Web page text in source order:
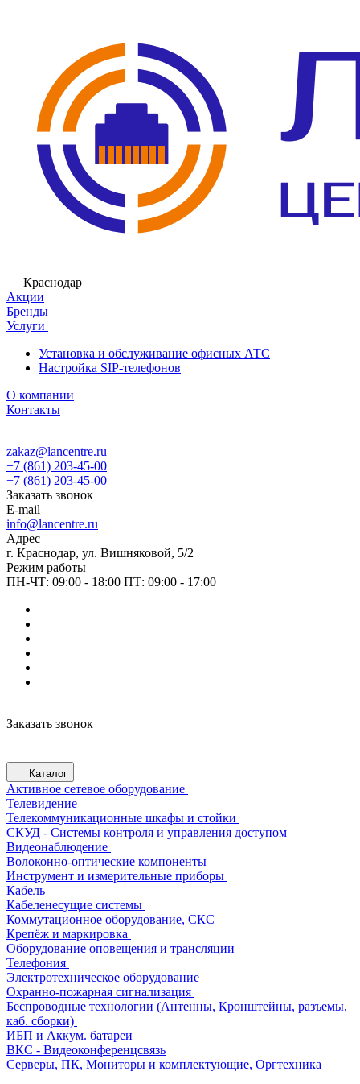
Краснодар
Акции
Бренды
Услуги
Установка и обслуживание офисных АТС
Настройка SIP-телефонов
О компании
Контакты
zakaz@lancentre.ru
+7 (861) 203-45-00
+7 (861) 203-45-00
Заказать звонок
E-mail
info@lancentre.ru
Адрес
г. Краснодар, ул. Вишняковой, 5/2
Режим работы
ПН-ЧТ: 09:00 - 18:00 ПТ: 09:00 - 17:00
Заказать звонок
Каталог
Активное сетевое оборудование
Телевидение
Телекоммуникационные шкафы и стойки
СКУД - Системы контроля и управления доступом
Видеонаблюдение
Волоконно-оптические компоненты
Инструмент и измерительные приборы
Кабель
Кабеленесущие системы
Коммутационное оборудование, СКС
Крепёж и маркировка
Оборудование оповещения и трансляции
Телефония
Электротехническое оборудование
Охранно-пожарная сигнализация
Беспроводные технологии (Антенны, Кронштейны, разъемы,
каб. сборки)
ИБП и Аккум. батареи
ВКС - Видеоконференцсвязь
Серверы, ПК, Мониторы и комплектующие, Оргтехника